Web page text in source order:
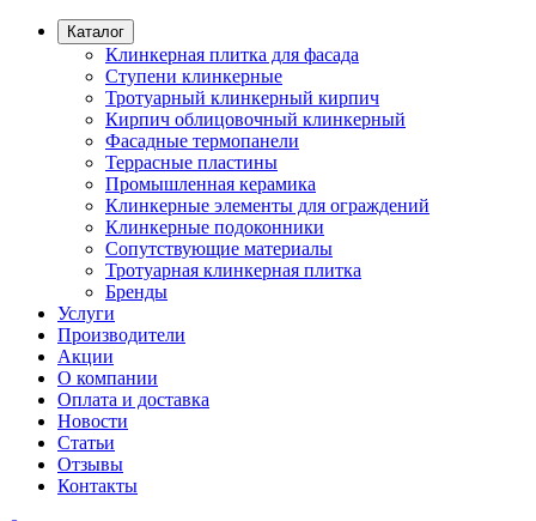
Каталог
Клинкерная плитка для фасада
Ступени клинкерные
Тротуарный клинкерный кирпич
Кирпич облицовочный клинкерный
Фасадные термопанели
Террасные пластины
Промышленная керамика
Клинкерные элементы для ограждений
Клинкерные подоконники
Сопутствующие материалы
Тротуарная клинкерная плитка
Бренды
Услуги
Производители
Акции
О компании
Оплата и доставка
Новости
Статьи
Отзывы
Контакты